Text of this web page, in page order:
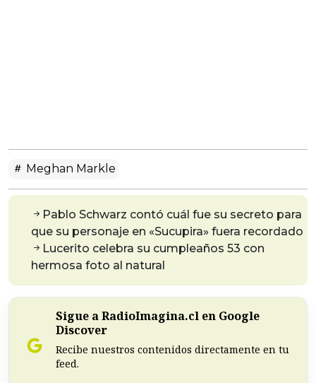
Meghan Markle
Pablo Schwarz contó cuál fue su secreto para
que su personaje en «Sucupira» fuera recordado
Lucerito celebra su cumpleaños 53 con
hermosa foto al natural
Sigue a RadioImagina.cl en Google
Discover
Recibe nuestros contenidos directamente en tu
feed.